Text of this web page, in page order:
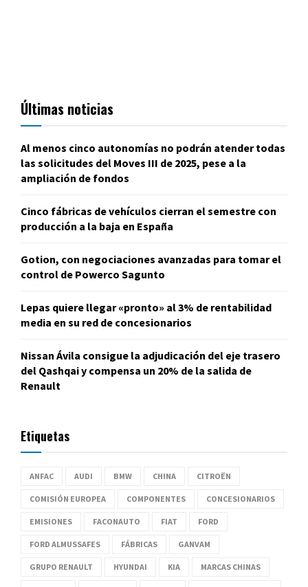
Últimas noticias
Al menos cinco autonomías no podrán atender todas
las solicitudes del Moves III de 2025, pese a la
ampliación de fondos
Cinco fábricas de vehículos cierran el semestre con
producción a la baja en España
Gotion, con negociaciones avanzadas para tomar el
control de Powerco Sagunto
Lepas quiere llegar «pronto» al 3% de rentabilidad
media en su red de concesionarios
Nissan Ávila consigue la adjudicación del eje trasero
del Qashqai y compensa un 20% de la salida de
Renault
Etiquetas
ANFAC AUDI BMW CHINA CITROËN
COMISIÓN EUROPEA COMPONENTES CONCESIONARIOS
EMISIONES FACONAUTO FIAT FORD
FORD ALMUSSAFES FÁBRICAS GANVAM
GRUPO RENAULT HYUNDAI KIA MARCAS CHINAS